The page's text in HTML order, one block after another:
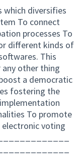
diversifies
To connect
processes To
different kinds of
This
any other thing
a democratic
fostering the
To promote
voting